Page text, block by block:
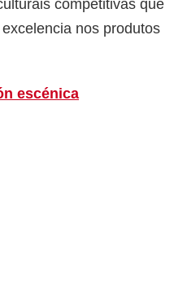
competitivas que
nos produtos
escénica